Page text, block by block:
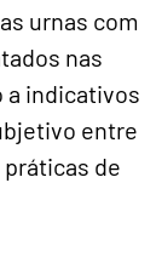
urnas com
nas
a indicativos
entre
de